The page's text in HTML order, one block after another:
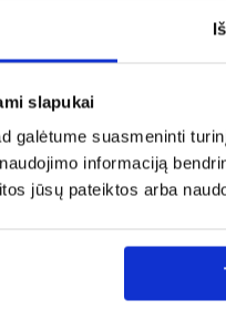
slapukai
galėtume suasmeninti
informaciją
jūsų pateiktos arba